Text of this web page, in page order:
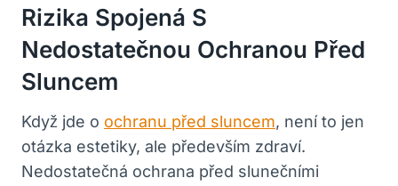
Rizika Spojená S
Nedostatečnou Ochranou Před
Sluncem
Když jde o ochranu před sluncem, není to jen
otázka estetiky, ale především zdraví.
Nedostatečná ochrana před slunečními